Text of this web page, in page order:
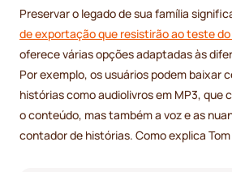
Preservar o legado de sua família
de exportação que resistirão ao teste
oferece várias opções adaptadas às
Por exemplo, os usuários podem baixar
histórias como audiolivros em MP3, que
o conteúdo, mas também a voz e as
contador de histórias. Como explica Tom